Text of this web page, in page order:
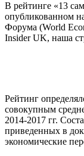
В рейтинге «13
опубликованном
Форума (World
Insider UK, наша
Рейтинг
совокупным
2014-2017 гг.
приведенных в
экономические